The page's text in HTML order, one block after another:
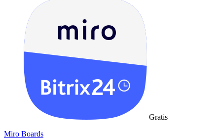
Gratis
Miro Boards